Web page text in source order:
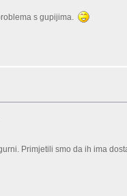
s gupijima.
Primjetili smo da ih ima